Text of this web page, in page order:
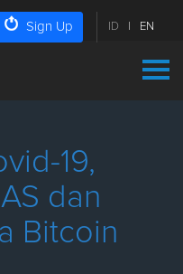
Sign Up ID EN
19,
dan
Bitcoin